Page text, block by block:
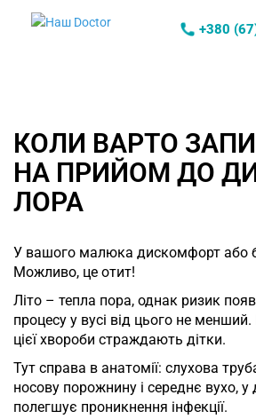
+380
КОЛИ ВАРТО
НА ПРИЙОМ ДО
ЛОРА
У вашого малюка дискомфорт або
Можливо, це отит!
Літо – тепла пора, однак ризик
процесу у вусі від цього не менший.
цієї хвороби страждають дітки.
Тут справа в анатомії: слухова
носову порожнину і середнє вухо, у
полегшує проникнення інфекції.